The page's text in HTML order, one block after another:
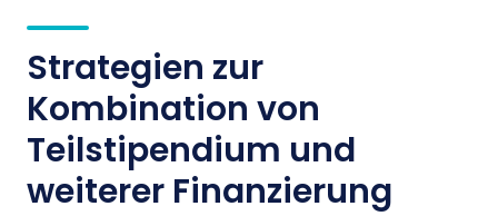
Strategien zur
Kombination von
Teilstipendium und
weiterer Finanzierung